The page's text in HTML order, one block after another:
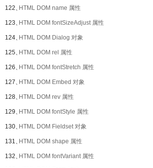
122、HTML DOM name 属性
123、HTML DOM fontSizeAdjust 属性
124、HTML DOM Dialog 对象
125、HTML DOM rel 属性
126、HTML DOM fontStretch 属性
127、HTML DOM Embed 对象
128、HTML DOM rev 属性
129、HTML DOM fontStyle 属性
130、HTML DOM Fieldset 对象
131、HTML DOM shape 属性
132、HTML DOM fontVariant 属性